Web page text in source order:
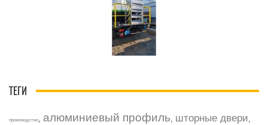
ТЕГИ
производство алюминиевый профиль шторные двери